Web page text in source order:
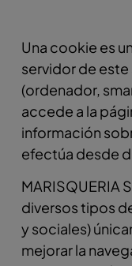
Una cookie es
servidor de
(ordenador,
accede a la
información
efectúa desde
MARISQUERIA
diversos tipos
y sociales)
mejorar la